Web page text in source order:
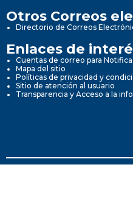
Otros Correos
Directorio de Correos
Enlaces de
Cuentas de correo para
Mapa del sitio
Políticas de privacidad y
Sitio de atención al usuario
Transparencia y Acceso a la